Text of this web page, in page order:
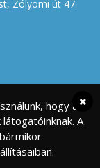
Zólyomi út 47.
hogy a
A